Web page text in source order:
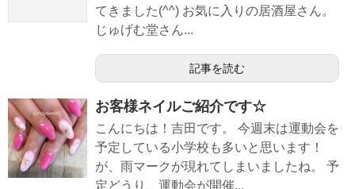
てきました(^^) お気に入りの居酒屋さん。
じゅげむ堂さん...
記事を読む
お客様ネイルご紹介です☆
こんにちは！吉田です。 今週末は運動会を
予定している小学校も多いと思います！
が、雨マークが現れてしまいましたね。 予
定どうり、運動会が開催...